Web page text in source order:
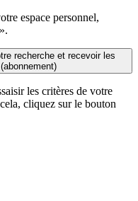
espace personnel,
recherche et recevoir les
les critères de votre
cliquez sur le bouton